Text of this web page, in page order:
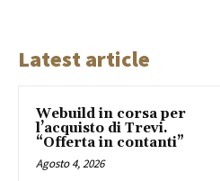
Latest article
Webuild in corsa per
l’acquisto di Trevi.
“Offerta in contanti”
Agosto 4, 2026